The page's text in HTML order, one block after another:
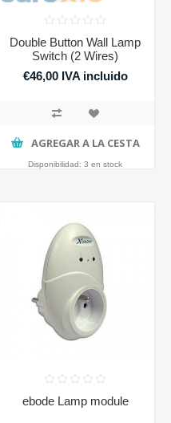
Double Button Wall Lamp
Switch (2 Wires)
€46,00 IVA incluido
AGREGAR A LA CESTA
Disponibilidad: 3 en stock
ebode Lamp module